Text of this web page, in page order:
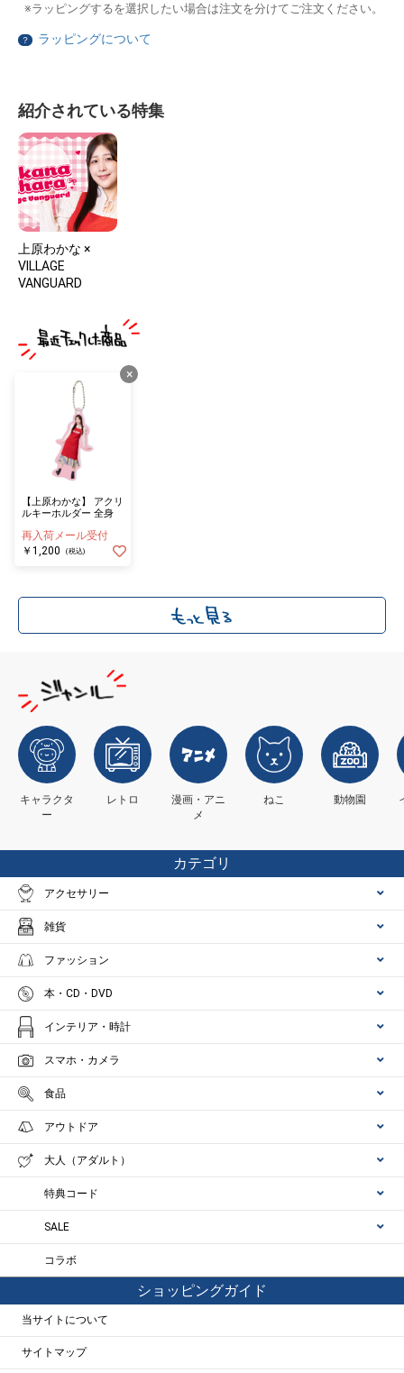
ラッピングするを選択したい場合は注文を分けてご注文ください。
？ ラッピングについて
紹介されている特集
上原わかな ×
VILLAGE
VANGUARD
×
【上原わかな】 アクリ
ルキーホルダー 全身
再入荷メール受付
￥1,200
(税込)
キャラクタ
ー
レトロ
漫画・アニ
メ
ねこ 動物園
カテゴリ
アクセサリー
雑貨
ファッション
本・CD・DVD
インテリア・時計
スマホ・カメラ
食品
アウトドア
大人（アダルト）
特典コード
SALE
コラボ
ショッピングガイド
当サイトについて
サイトマップ